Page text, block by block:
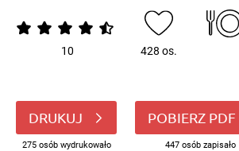
10 428 os.
DRUKUJ
275 osób wydrukowało
POBIERZ PDF
447 osób zapisało